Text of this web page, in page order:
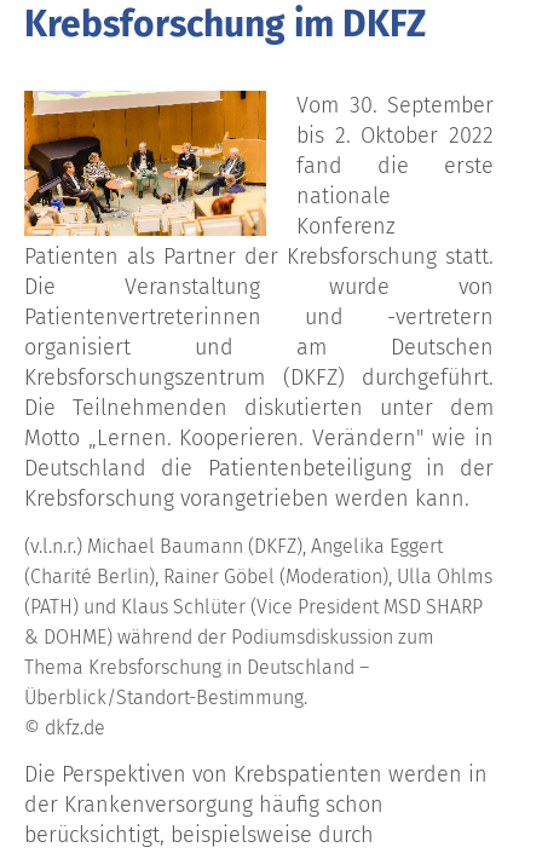
Krebsforschung im DKFZ
Vom 30. September
bis 2. Oktober 2022
fand die erste
nationale
Konferenz
Patienten als Partner der Krebsforschung statt.
Die Veranstaltung wurde von
Patientenvertreterinnen und -vertretern
organisiert und am Deutschen
Krebsforschungszentrum (DKFZ) durchgeführt.
Die Teilnehmenden diskutierten unter dem
Motto „Lernen. Kooperieren. Verändern" wie in
Deutschland die Patientenbeteiligung in der
Krebsforschung vorangetrieben werden kann.
(v.l.n.r.) Michael Baumann (DKFZ), Angelika Eggert
(Charité Berlin), Rainer Göbel (Moderation), Ulla Ohlms
(PATH) und Klaus Schlüter (Vice President MSD SHARP
& DOHME) während der Podiumsdiskussion zum
Thema Krebsforschung in Deutschland –
Überblick/Standort-Bestimmung.
© dkfz.de
Die Perspektiven von Krebspatienten werden in
der Krankenversorgung häufig schon
berücksichtigt, beispielsweise durch